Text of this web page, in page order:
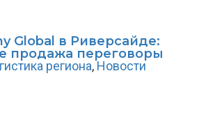
Global в Риверсайде:
продажа переговоры
региона,Новости